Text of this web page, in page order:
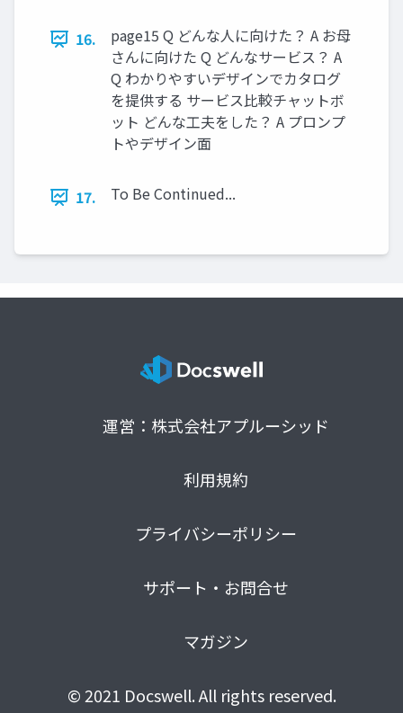
16.
page15 Q どんな人に向けた？ A お母
さんに向けた Q どんなサービス？ A
Q わかりやすいデザインでカタログ
を提供する サービス比較チャットボ
ット どんな工夫をした？ A プロンプ
トやデザイン面
17. To Be Continued...
運営：株式会社アプルーシッド
利用規約
プライバシーポリシー
サポート・お問合せ
マガジン
© 2021 Docswell. All rights reserved.